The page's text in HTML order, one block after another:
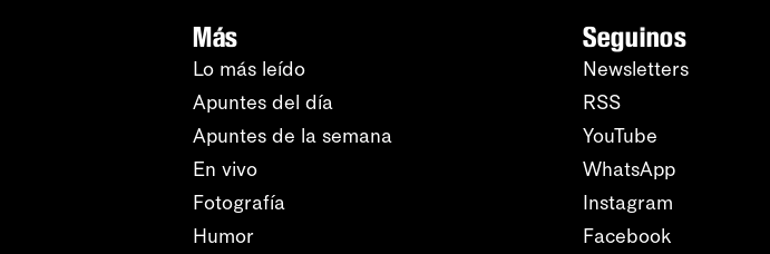
Más
Lo más leído
Apuntes del día
Apuntes de la semana
En vivo
Fotografía
Humor
Seguinos
Newsletters
RSS
YouTube
WhatsApp
Instagram
Facebook